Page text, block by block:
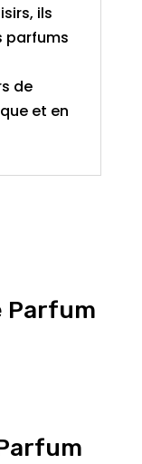
ils
parfums
de
et en
Parfum